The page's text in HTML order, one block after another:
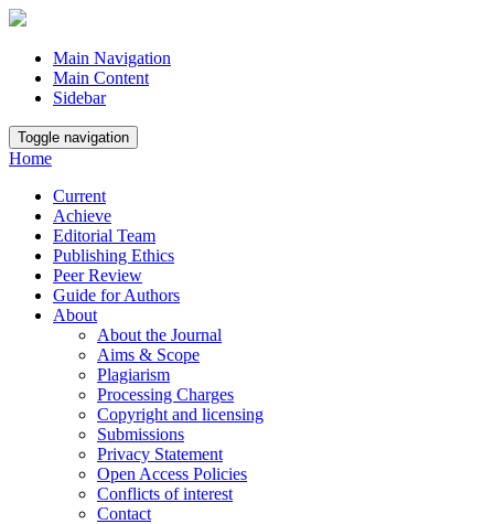
Main Navigation
Main Content
Sidebar
Toggle navigation
Home
Current
Achieve
Editorial Team
Publishing Ethics
Peer Review
Guide for Authors
About
About the Journal
Aims & Scope
Plagiarism
Processing Charges
Copyright and licensing
Submissions
Privacy Statement
Open Access Policies
Conflicts of interest
Contact